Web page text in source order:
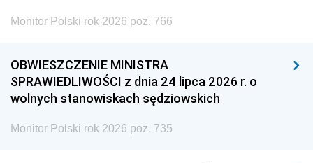
Monitor Polski rok 2026 poz. 766
OBWIESZCZENIE MINISTRA
SPRAWIEDLIWOŚCI z dnia 24 lipca 2026 r. o
wolnych stanowiskach sędziowskich
Monitor Polski rok 2026 poz. 735